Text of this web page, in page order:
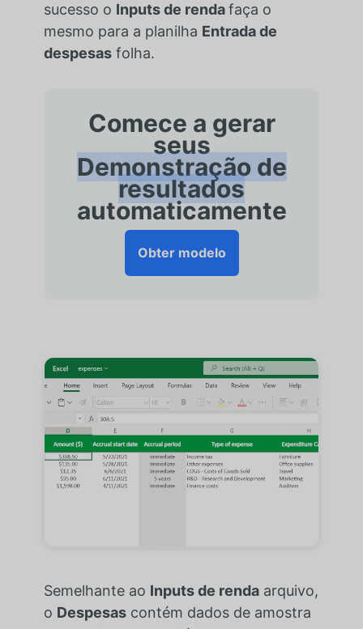
sucesso o Inputs de rendafaça o
mesmo para a planilha Entrada de
despesasfolha.
Comece a gerar
seus
Demonstração de
resultados
automaticamente
Obter modelo
Semelhante ao Inputs de rendaarquivo,
o Despesascontém dados de amostra